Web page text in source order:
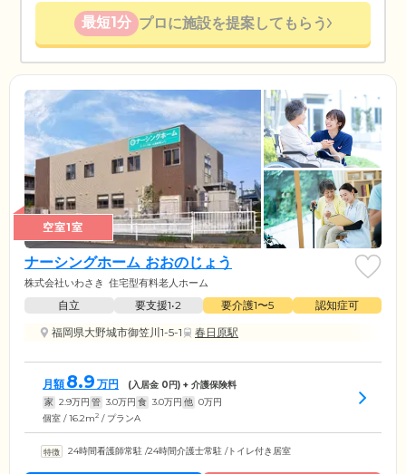
最短1分 プロに施設を提案してもらう
空室1室
ナーシングホーム おおのじょう
株式会社いわさき 住宅型有料老人ホーム
自立 要支援1•2 要介護1〜5
認知症可
福岡県大野城市御笠川1-5-1
春日原駅
月額 8.9 万円 (入居金 0円) + 介護保険料
家 2.9万円 管 3.0万円 食 3.0万円 他 0万円
個室 / 16.2m2 / プランA
24時間看護師常駐 /24時間介護士常駐 /トイレ付き居室